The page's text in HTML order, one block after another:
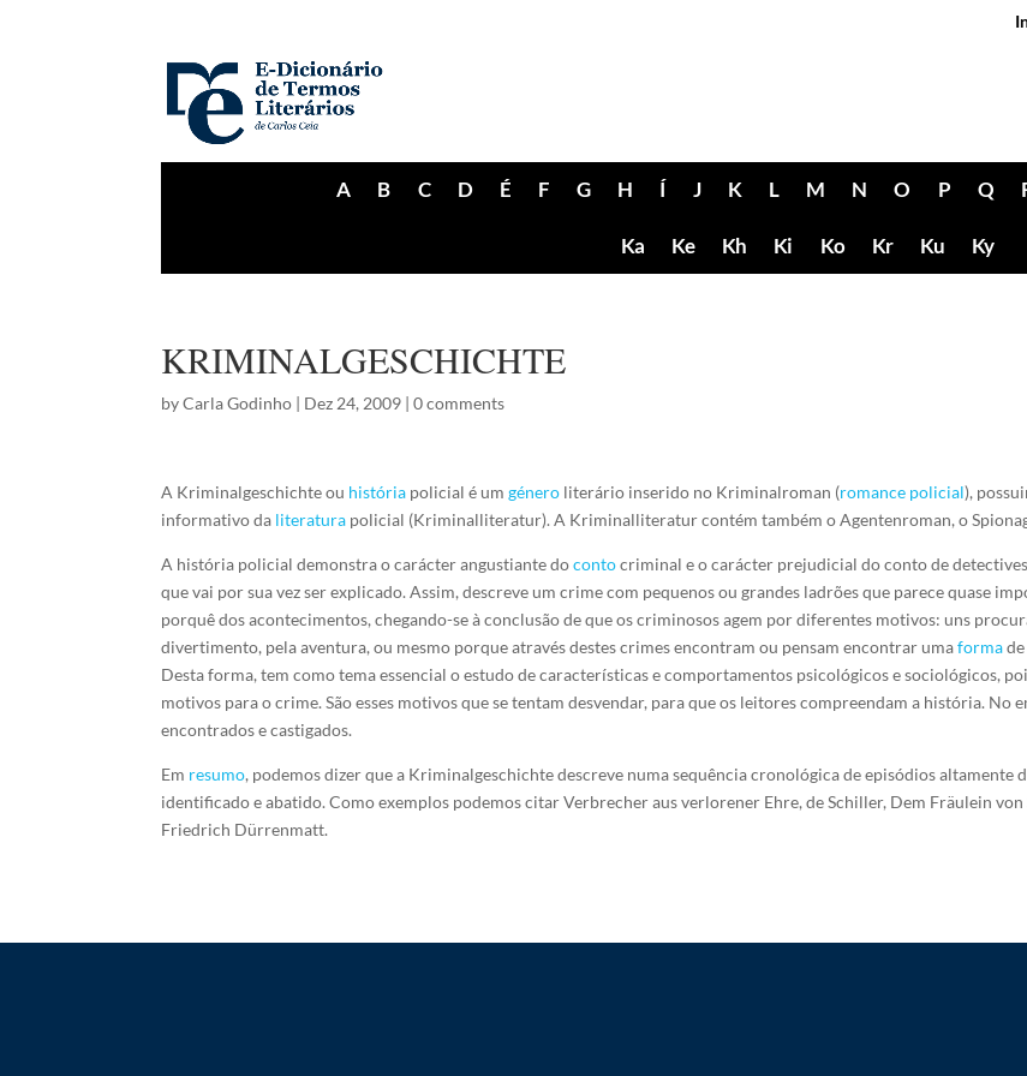
A B C D É F G H Í J K L M N O P Q
Ka Ke Kh Ki Ko Kr Ku Ky
KRIMINALGESCHICHTE
byCarla Godinho | Dez 24, 2009 |0 comments
A Kriminalgeschichte ou história policial é umgénero literário inserido no Kriminalroman (romance policial),
informativo da literatura policial (Kriminalliteratur). A Kriminalliteratur contém também o Agentenroman, o
A história policial demonstra o carácter angustiante docontocriminal e o carácter prejudicial do conto de
que vai por sua vez ser explicado. Assim, descreve um crime com pequenos ou grandes ladrões que parece quase
porquê dos acontecimentos, chegando-se à conclusão de que os criminosos agem por diferentes motivos: uns
divertimento, pela aventura, ou mesmo porque através destes crimes encontram ou pensam encontrar umaforma
Desta forma, tem como tema essencial o estudo de características e comportamentos psicológicos e sociológicos,
motivos para o crime. São esses motivos que se tentam desvendar, para que os leitores compreendam a história. No
encontrados e castigados.
Em resumo, podemos dizer que a Kriminalgeschichte descreve numa sequência cronológica de episódios
identificado e abatido. Como exemplos podemos citar Verbrecher aus verlorener Ehre, de Schiller, Dem Fräulein von
Friedrich Dürrenmatt.